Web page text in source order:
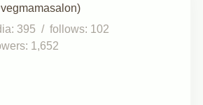
vegmamasalon
395
102
1,652